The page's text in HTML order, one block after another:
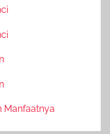
Manfaatnya